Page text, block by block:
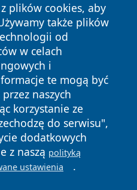
plików cookies, aby
także plików
od
w celach
i
te mogą być
naszych
korzystanie ze
do serwisu",
dodatkowych
z naszą polityką
ustawienia .
Wszystkie prawa
Polityka
Cookies